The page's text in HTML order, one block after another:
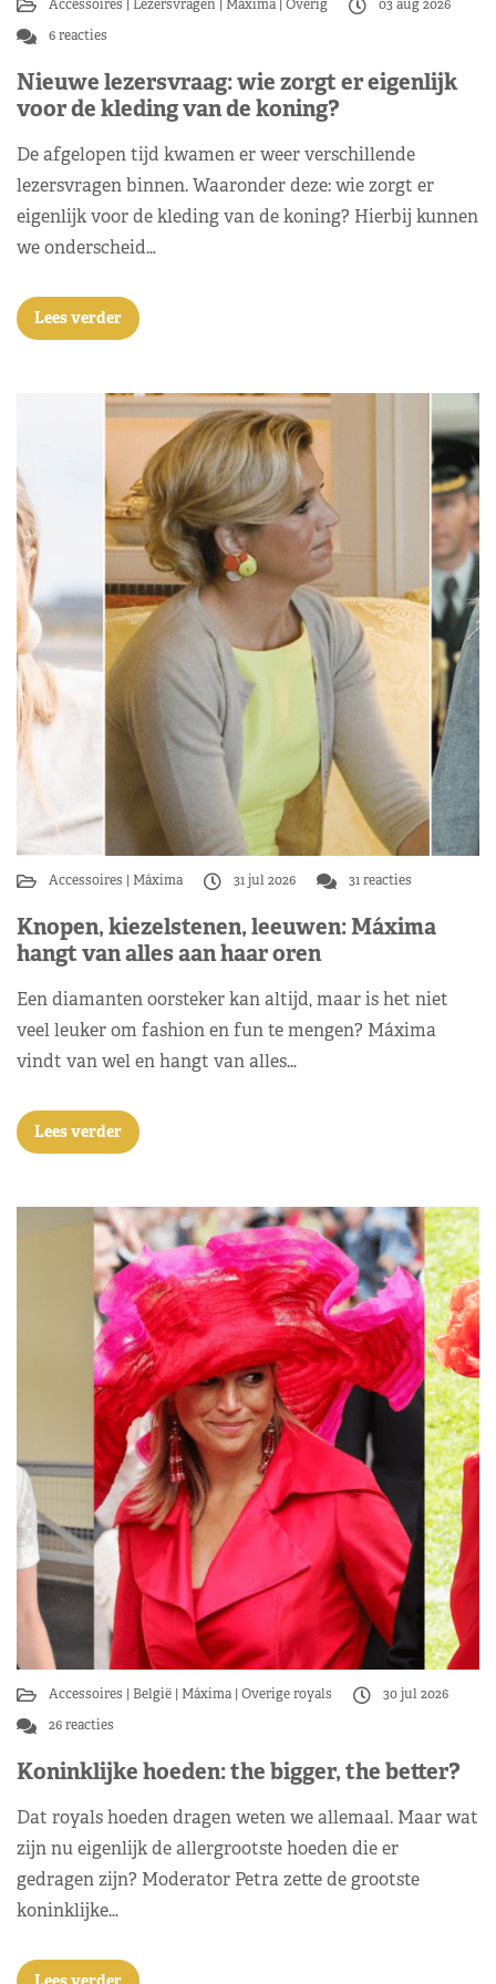
Accessoires Lezersvragen Máxima Overig
03 aug 2026
6 reacties
Nieuwe lezersvraag: wie zorgt er eigenlijk
voor de kleding van de koning?
De afgelopen tijd kwamen er weer verschillende
lezersvragen binnen. Waaronder deze: wie zorgt er
eigenlijk voor de kleding van de koning? Hierbij kunnen
we onderscheid…
Lees verder
Accessoires Máxima 31 jul 2026 31 reacties
Knopen, kiezelstenen, leeuwen: Máxima
hangt van alles aan haar oren
Een diamanten oorsteker kan altijd, maar is het niet
veel leuker om fashion en fun te mengen? Máxima
vindt van wel en hangt van alles…
Lees verder
Accessoires België Máxima Overige royals
30 jul 2026
26 reacties
Koninklijke hoeden: the bigger, the better?
Dat royals hoeden dragen weten we allemaal. Maar wat
zijn nu eigenlijk de allergrootste hoeden die er
gedragen zijn? Moderator Petra zette de grootste
koninklijke…